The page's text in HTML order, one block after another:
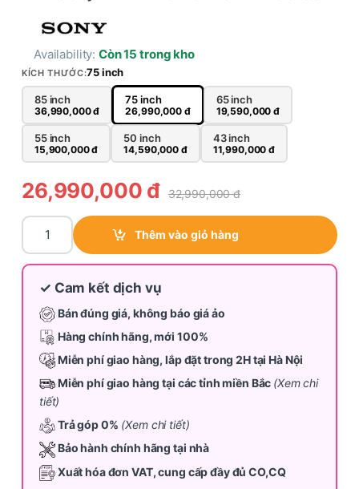
Availability:Còn 15 trong kho
KÍCH THƯỚC:75 inch
85 inch
36,990,000đ
75 inch
26,990,000 đ
65 inch
19,590,000đ
55 inch
15,900,000đ
50 inch
14,590,000 đ
43 inch
11,990,000đ
26,990,000 đ 32,990,000đ
Tivi Sony BRAVIA 3 75 inch K-75S30 quantity
Thêm vào giỏ hàng
✓ Cam kết dịch vụ
Bán đúng giá, không báo giá ảo
Hàng chính hãng, mới 100%
Miễn phí giao hàng, lắp đặt trong 2H tại Hà Nội
Miễn phí giao hàng tại các tỉnh miền Bắc (Xem chi
tiết)
Trả góp 0% (Xem chi tiết)
Bảo hành chính hãng tại nhà
Xuất hóa đơn VAT, cung cấp đầy đủ CO,CQ